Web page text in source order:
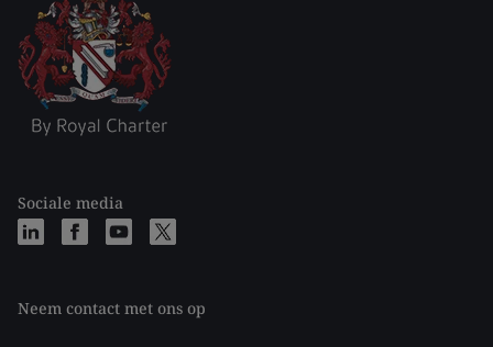
Sociale media
Neem contact met ons op